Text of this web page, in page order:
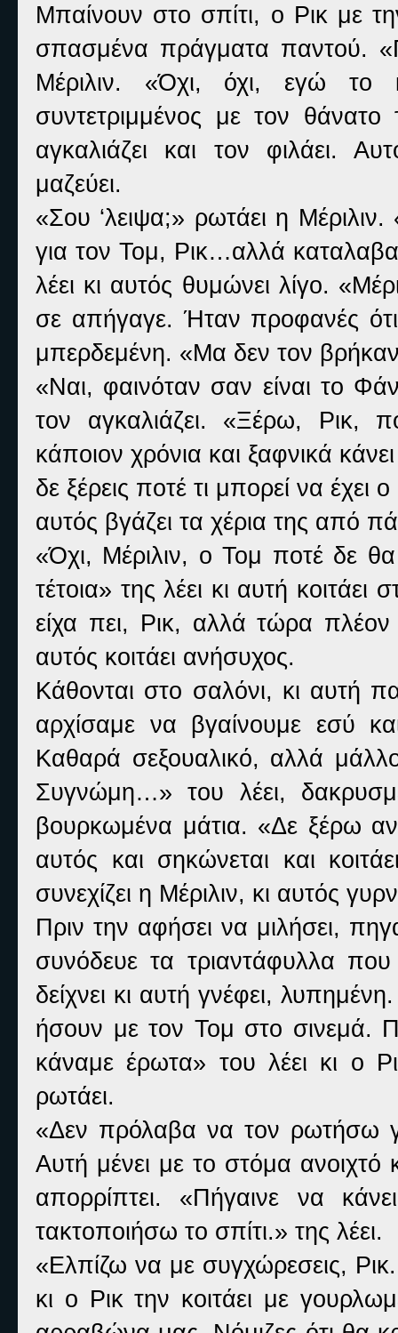
Μπαίνουν στο σπίτι, ο Ρικ με
σπασμένα πράγματα παντού.
Μέριλιν. «Όχι, όχι, εγώ
συντετριμμένος με τον
αγκαλιάζει και τον φιλάει.
μαζεύει.
«Σου ‘λειψα;» ρωτάει η Μέριλιν.
για τον Τομ, Ρικ…αλλά
λέει κι αυτός θυμώνει λίγο.
σε απήγαγε. Ήταν προφανές ότι
μπερδεμένη. «Μα δεν τον
«Ναι, φαινόταν σαν είναι το
τον αγκαλιάζει. «Ξέρω, Ρικ,
κάποιον χρόνια και ξαφνικά
δε ξέρεις ποτέ τι μπορεί να έχει
αυτός βγάζει τα χέρια της από
«Όχι, Μέριλιν, ο Τομ ποτέ δε θα
τέτοια» της λέει κι αυτή
είχα πει, Ρικ, αλλά τώρα
αυτός κοιτάει ανήσυχος.
Κάθονται στο σαλόνι, κι αυτή
αρχίσαμε να βγαίνουμε εσύ
Καθαρά σεξουαλικό, αλλά
Συγνώμη…» του λέει,
βουρκωμένα μάτια. «Δε ξέρω
αυτός και σηκώνεται και
συνεχίζει η Μέριλιν, κι αυτός
Πριν την αφήσει να μιλήσει,
συνόδευε τα τριαντάφυλλα
δείχνει κι αυτή γνέφει,
ήσουν με τον Τομ στο σινεμά.
κάναμε έρωτα» του λέει κι ο
ρωτάει.
«Δεν πρόλαβα να τον ρωτήσω
Αυτή μένει με το στόμα ανοιχτό
απορρίπτει. «Πήγαινε να
τακτοποιήσω το σπίτι.» της λέει.
«Ελπίζω να με συγχώρεσεις,
κι ο Ρικ την κοιτάει με